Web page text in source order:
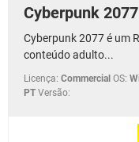
Cyberpunk
Cyberpunk 2077 é um
conteúdo adulto...
Licença: Commercial OS:
PT Versão: